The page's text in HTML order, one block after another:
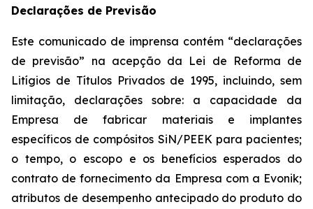
Declarações de Previsão
Este comunicado de imprensa contém “declarações
de previsão” na acepção da Lei de Reforma de
Litígios de Títulos Privados de 1995, incluindo, sem
limitação, declarações sobre: a capacidade da
Empresa de fabricar materiais e implantes
específicos de compósitos SiN/PEEK para pacientes;
o tempo, o escopo e os benefícios esperados do
contrato de fornecimento da Empresa com a Evonik;
atributos de desempenho antecipado do produto do